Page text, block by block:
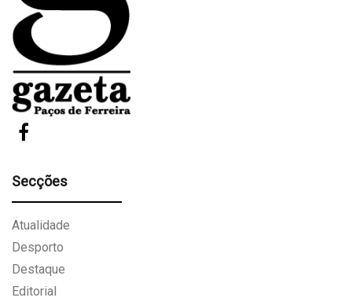
Secções
Atualidade
Desporto
Destaque
Editorial